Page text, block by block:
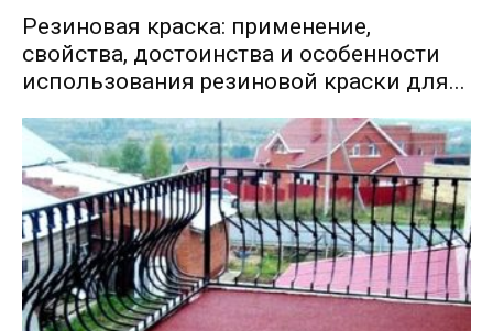
Резиновая краска: применение,
свойства, достоинства и особенности
использования резиновой краски для...